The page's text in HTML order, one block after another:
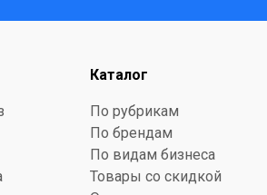
Каталог
По рубрикам
По брендам
По видам бизнеса
Товары со скидкой